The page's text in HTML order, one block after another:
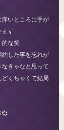
いところに手が
ます
的な笑
した事を忘れが
きゃなと思って
くちゃくて結局